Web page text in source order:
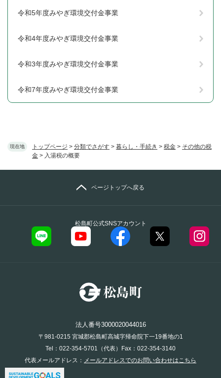
現在地 トップページ > 分類でさがす > 暮らし・手続き > 税金 > その他の税
金 > 入湯税の概要
令和5年度みやぎ環境交付金事業
令和4年度みやぎ環境交付金事業
令和3年度みやぎ環境交付金事業
令和7年度みやぎ環境交付金事業
松島町公式SNSアカウント
ページトップへ戻る
法人番号3000020044016
〒981-0215 宮城郡松島町高城字帰命院下一19番地の1
Tel：022-354-5701（代表）Fax：022-354-3140
代表メールアドレス： メールアドレスでのお問い合わせはこちら